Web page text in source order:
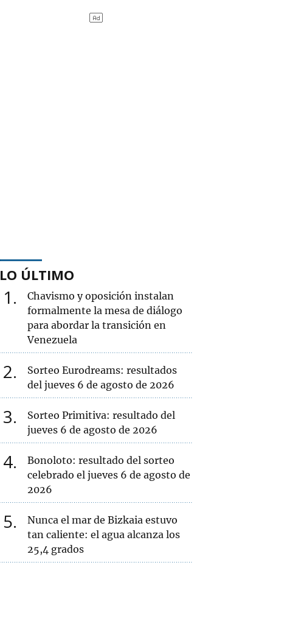
LO ÚLTIMO
1
Chavismo y oposición instalan
formalmente la mesa de diálogo
para abordar la transición en
Venezuela
2
Sorteo Eurodreams: resultados
del jueves 6 de agosto de 2026
3
Sorteo Primitiva: resultado del
jueves 6 de agosto de 2026
4
Bonoloto: resultado del sorteo
celebrado el jueves 6 de agosto de
2026
5
Nunca el mar de Bizkaia estuvo
tan caliente: el agua alcanza los
25,4 grados